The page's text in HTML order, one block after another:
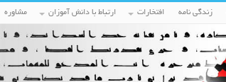
زندگی نامه افتخارات ارتباط با دانش آموزان مشاوره